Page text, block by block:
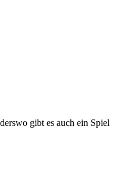
gibt es auch ein Spiel